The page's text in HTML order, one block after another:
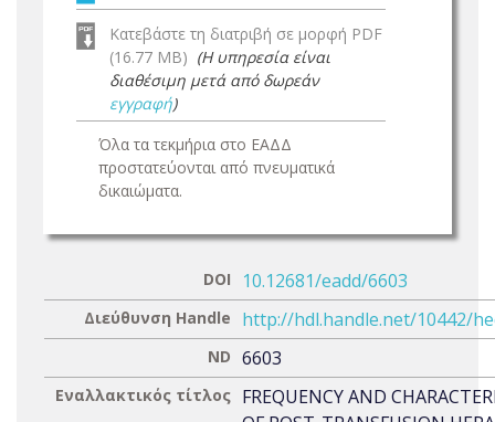
Κατεβάστε τη διατριβή σε μορφή PDF
(16.77 MB) (Η υπηρεσία είναι
διαθέσιμη μετά από δωρεάν
εγγραφή)
Όλα τα τεκμήρια στο ΕΑΔΔ
προστατεύονται από πνευματικά
δικαιώματα.
DOI 10.12681/eadd/6603
Διεύθυνση Handle http://hdl.handle.net/10442/
ND 6603
Εναλλακτικός τίτλος FREQUENCY AND